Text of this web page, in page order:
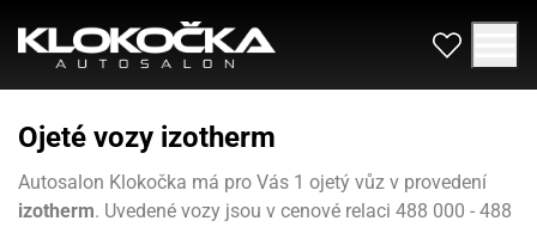
Ojeté vozy izotherm
Autosalon Klokočka má pro Vás 1 ojetý vůz v provedení
izotherm. Uvedené vozy jsou v cenové relaci 488 000 - 488